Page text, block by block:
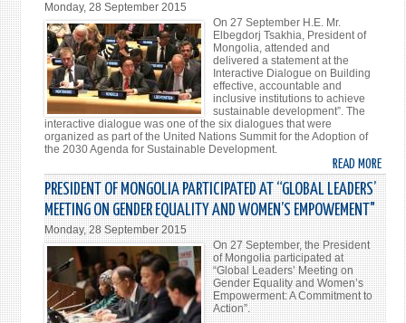
ЦӨМ
Monday, 28 September 2015
On 27 September H.E. Mr.
Elbegdorj Tsakhia, President of
Mongolia, attended and
delivered a statement at the
Interactive Dialogue on Building
effective, accountable and
inclusive institutions to achieve
sustainable development”. The
interactive dialogue was one of the six dialogues that were
organized as part of the United Nations Summit for the Adoption of
the 2030 Agenda for Sustainable Development.
READ MORE
IS
AT
THE
OF
OUR
PRESIDENT OF MONGOLIA PARTICIPATED AT “GLOBAL LEADERS’
MEETING ON GENDER EQUALITY AND WOMEN’S EMPOWEMENT"
Monday, 28 September 2015
On 27 September, the President
of Mongolia participated at
“Global Leaders’ Meeting on
Gender Equality and Women’s
Empowerment: A Commitment to
Action”.